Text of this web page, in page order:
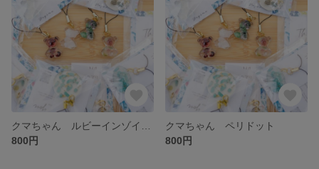
800円
クマちゃん ペリドット
800円